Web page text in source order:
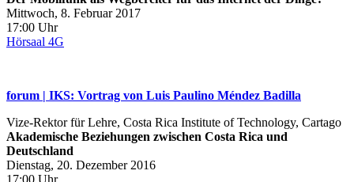
Mittwoch, 8. Februar 2017
17:00 Uhr
Hörsaal 4G
forum | IKS: Vortrag von Luis Paulino Méndez Badilla
Vize‐Rektor für Lehre, Costa Rica Institute of Technology, Cartago
Akademische Beziehungen zwischen Costa Rica und
Deutschland
Dienstag, 20. Dezember 2016